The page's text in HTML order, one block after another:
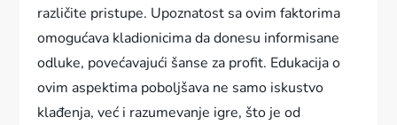
različite pristupe. Upoznatost sa ovim faktorima
omogućava kladionicima da donesu informisane
odluke, povećavajući šanse za profit. Edukacija o
ovim aspektima poboljšava ne samo iskustvo
klađenja, već i razumevanje igre, što je od